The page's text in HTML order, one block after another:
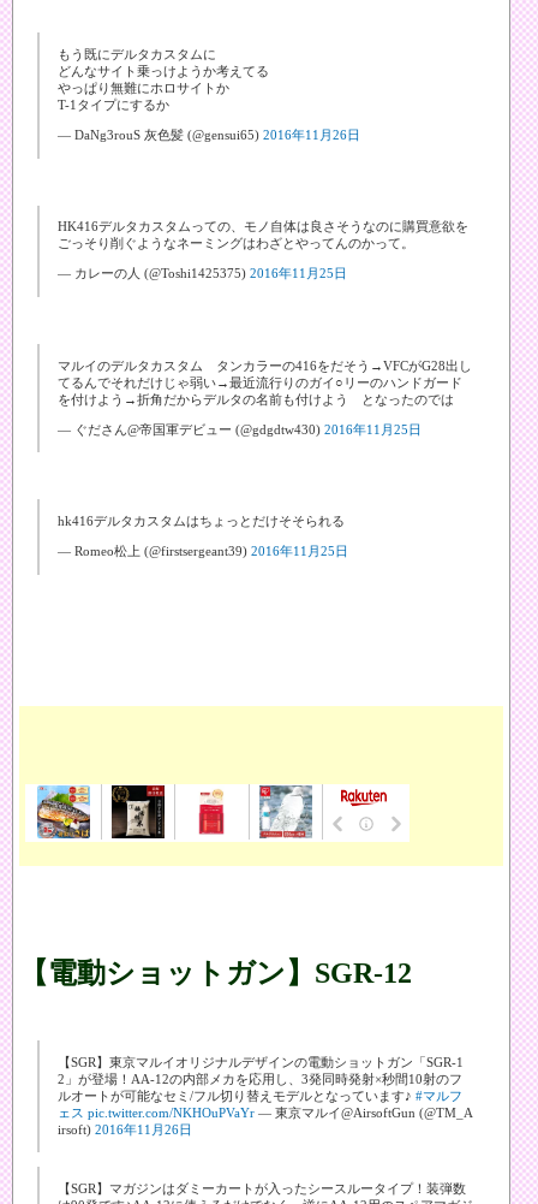
もう既にデルタカスタムに
どんなサイト乗っけようか考えてる
やっぱり無難にホロサイトか
T-1タイプにするか
— DaNg3rouS 灰色髪 (@gensui65) 2016年11月26日
HK416デルタカスタムっての、モノ自体は良さそうなのに購買意欲を
ごっそり削ぐようなネーミングはわざとやってんのかって。
— カレーの人 (@Toshi1425375) 2016年11月25日
マルイのデルタカスタム タンカラーの416をだそう→VFCがG28出し
てるんでそれだけじゃ弱い→最近流行りのガイ○リーのハンドガード
を付けよう→折角だからデルタの名前も付けよう となったのでは
— ぐださん@帝国軍デビュー (@gdgdtw430) 2016年11月25日
hk416デルタカスタムはちょっとだけそそられる
— Romeo松上 (@firstsergeant39) 2016年11月25日
【電動ショットガン】SGR-12
【SGR】東京マルイオリジナルデザインの電動ショットガン「SGR-1
2」が登場！AA-12の内部メカを応用し、3発同時発射×秒間10射のフ
ルオートが可能なセミ/フル切り替えモデルとなっています♪ #マルフ
ェス pic.twitter.com/NKHOuPVaYr — 東京マルイ@AirsoftGun (@TM_A
irsoft) 2016年11月26日
【SGR】マガジンはダミーカートが入ったシースルータイプ！装弾数